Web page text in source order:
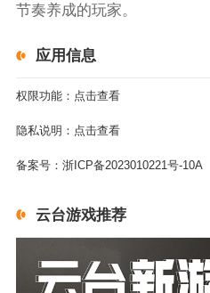
节奏养成的玩家。
应用信息
权限功能： 点击查看
隐私说明： 点击查看
备案号： 浙ICP备2023010221号-10A
云台游戏推荐